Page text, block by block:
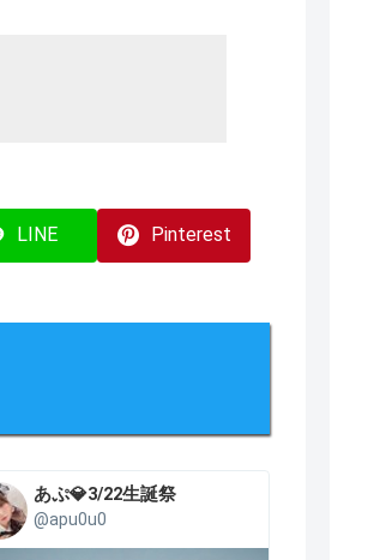
LINE Pinterest
あぷ💎3/22生誕祭
@apu0u0